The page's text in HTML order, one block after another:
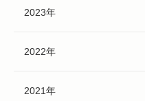
2023年
2022年
2021年